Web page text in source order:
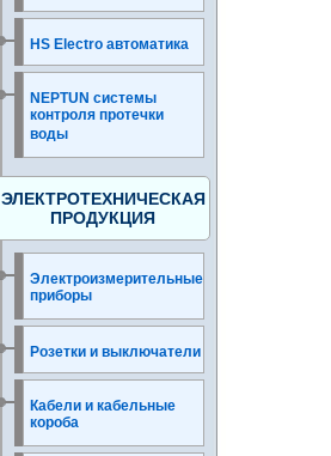
HS Electro автоматика
NEPTUN системы
контроля протечки
воды
ЭЛЕКТРОТЕХНИЧЕСКАЯ
ПРОДУКЦИЯ
Электроизмерительные
приборы
Розетки и выключатели
Кабели и кабельные
короба